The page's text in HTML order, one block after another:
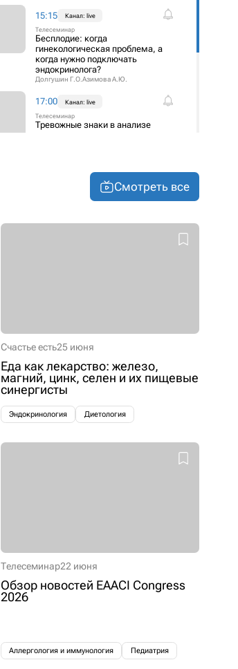
15:15
Канал: live
Телесеминар
Бесплодие: когда
гинекологическая проблема, а
когда нужно подключать
эндокринолога?
Долгушин Г.О.Азимова А.Ю.
17:00
Канал: live
Телесеминар
Тревожные знаки в анализе
Эндотелий: объект диагностики
и терапевтическая мишень
Смотреть все
Счастье есть25 июня
Еда как лекарство: железо,
магний, цинк, селен и их пищевые
синергисты
Эндокринология Диетология
Телесеминар22 июня
Обзор новостей EAACI Congress
2026
Аллергология и иммунология Педиатрия